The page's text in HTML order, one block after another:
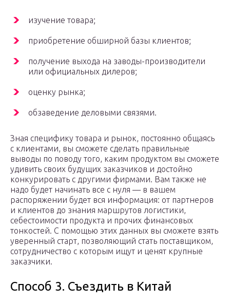
изучение товара;
приобретение обширной базы клиентов;
получение выхода на заводы-производители
или официальных дилеров;
оценку рынка;
обзаведение деловыми связями.
Зная специфику товара и рынок, постоянно общаясь
с клиентами, вы сможете сделать правильные
выводы по поводу того, каким продуктом вы сможете
удивить своих будущих заказчиков и достойно
конкурировать с другими фирмами. Вам также не
надо будет начинать все с нуля — в вашем
распоряжении будет вся информация: от партнеров
и клиентов до знания маршрутов логистики,
себестоимости продукта и прочих финансовых
тонкостей. С помощью этих данных вы сможете взять
уверенный старт, позволяющий стать поставщиком,
сотрудничество с которым ищут и ценят крупные
заказчики.
Способ 3. Съездить в Китай